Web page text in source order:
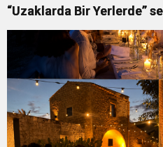
“Uzaklarda Bir Yerlerde”